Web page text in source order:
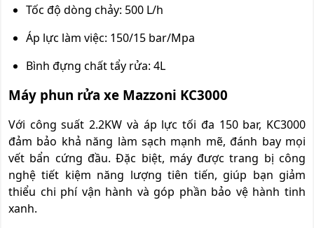
Tốc độ dòng chảy: 500 L/h
Áp lực làm việc: 150/15 bar/Mpa
Bình đựng chất tẩy rửa: 4L
Máy phun rửa xe Mazzoni KC3000
Với công suất 2.2KW và áp lực tối đa 150 bar, KC3000
đảm bảo khả năng làm sạch mạnh mẽ, đánh bay mọi
vết bẩn cứng đầu. Đặc biệt, máy được trang bị công
nghệ tiết kiệm năng lượng tiên tiến, giúp bạn giảm
thiểu chi phí vận hành và góp phần bảo vệ hành tinh
xanh.